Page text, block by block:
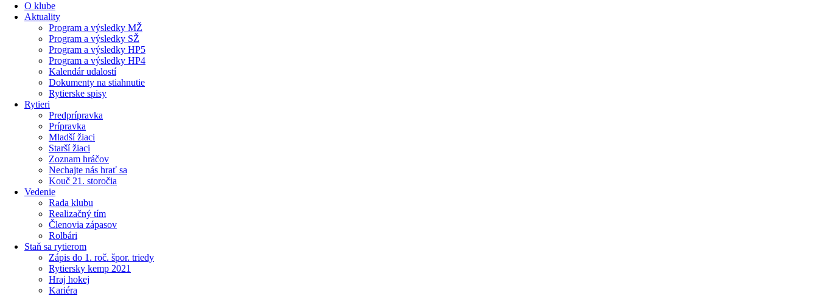
O klube
Aktuality
Program a výsledky MŽ
Program a výsledky SŽ
Program a výsledky HP5
Program a výsledky HP4
Kalendár udalostí
Dokumenty na stiahnutie
Rytierske spisy
Rytieri
Predprípravka
Prípravka
Mladší žiaci
Starší žiaci
Zoznam hráčov
Nechajte nás hrať sa
Kouč 21. storočia
Vedenie
Rada klubu
Realizačný tím
Členovia zápasov
Rolbári
Staň sa rytierom
Zápis do 1. roč. špor. triedy
Rytiersky kemp 2021
Hraj hokej
Kariéra